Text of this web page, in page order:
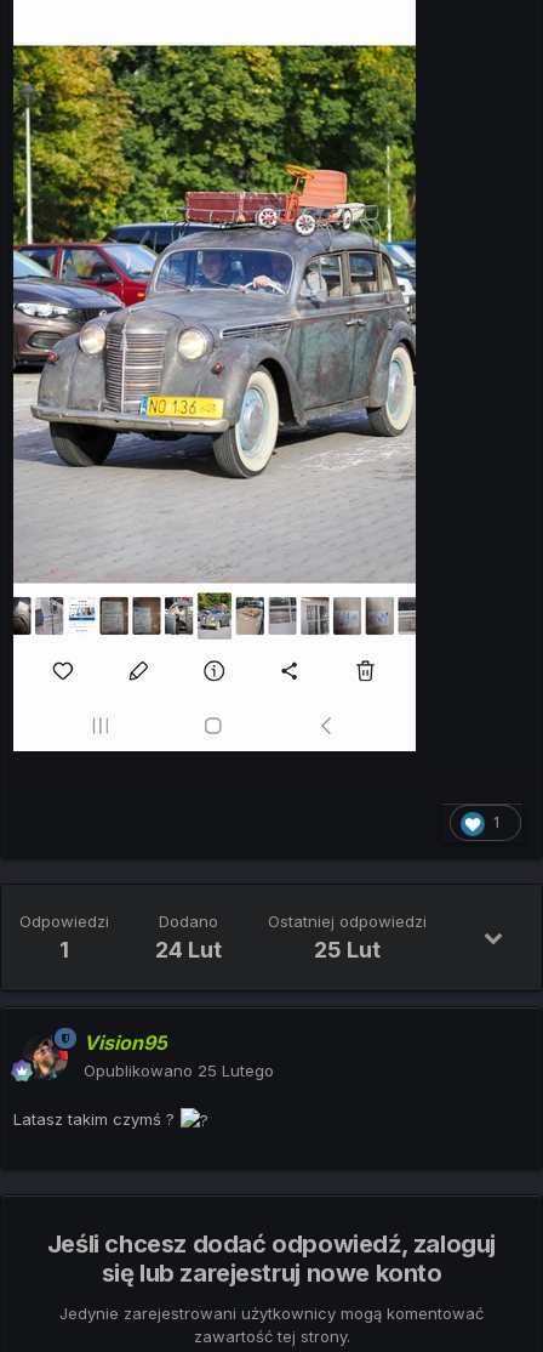
1
Odpowiedzi
1
Dodano
24 Lut
Ostatniej odpowiedzi
25 Lut
Vision95
Opublikowano 25 Lutego
Latasz takim czymś ?
Jeśli chcesz dodać odpowiedź, zaloguj
się lub zarejestruj nowe konto
Jedynie zarejestrowani użytkownicy mogą komentować
zawartość tej strony.